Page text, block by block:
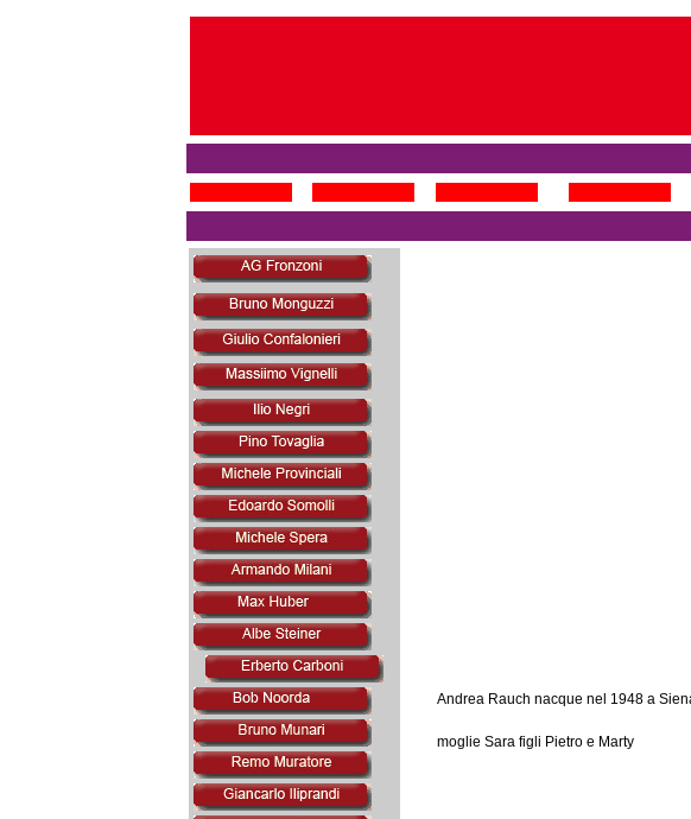
Andrea Rauch nacque nel 1948 a
moglie Sara figli Pietro e Marty